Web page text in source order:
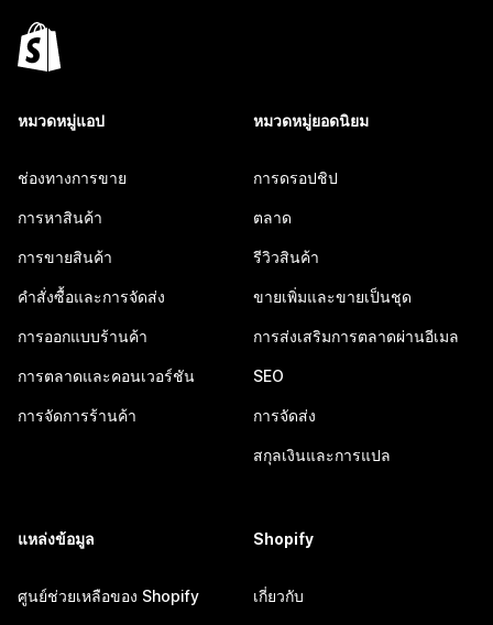
หมวดหมู่แอป
ช่องทางการขาย
การหาสินค้า
การขายสินค้า
คำสั่งซื้อและการจัดส่ง
การออกแบบร้านค้า
การตลาดและคอนเวอร์ชัน
การจัดการร้านค้า
หมวดหมู่ยอดนิยม
การดรอปชิป
ตลาด
รีวิวสินค้า
ขายเพิ่มและขายเป็นชุด
การส่งเสริมการตลาดผ่านอีเมล
SEO
การจัดส่ง
สกุลเงินและการแปล
แหล่งข้อมูล
ศูนย์ช่วยเหลือของ Shopify
Shopify
เกี่ยวกับ